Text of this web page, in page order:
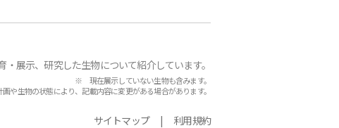
展示、研究した生物について紹介しています。
※ 現在展示していない生物も含みます。
や生物の状態により、記載内容に変更がある場合があります。
サイトマップ 利用規約